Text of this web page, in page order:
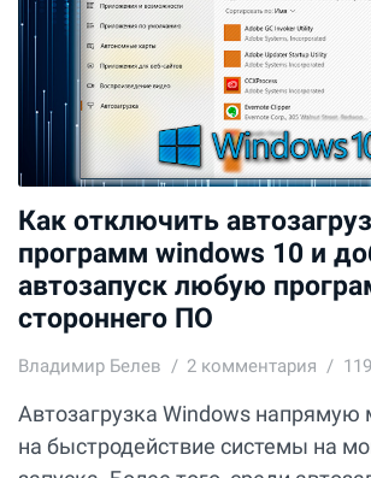
Как отключить
программ windows 10 и
автозапуск любую
стороннего ПО
Владимир Белев 2 комментария
Автозагрузка Windows напрямую
на быстродействие системы на